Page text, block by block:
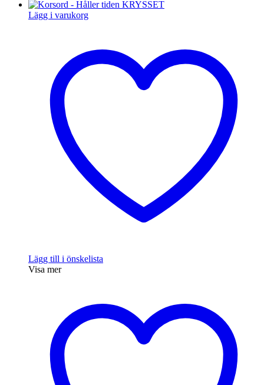
Lägg i varukorg
Lägg till i önskelista
Visa mer